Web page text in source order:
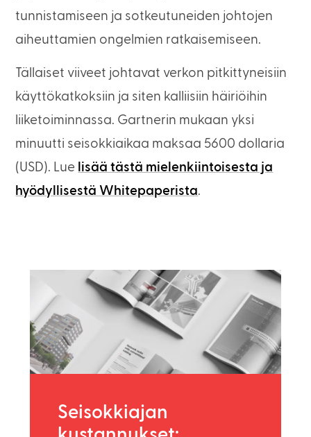
tunnistamiseen ja sotkeutuneiden johtojen
aiheuttamien ongelmien ratkaisemiseen.
Tällaiset viiveet johtavat verkon pitkittyneisiin
käyttökatkoksiin ja siten kalliisiin häiriöihin
liiketoiminnassa. Gartnerin mukaan yksi
minuutti seisokkiaikaa maksaa 5600 dollaria
(USD). Lue lisää tästä mielenkiintoisesta ja
hyödyllisestä Whitepaperista.
Seisokkiajan